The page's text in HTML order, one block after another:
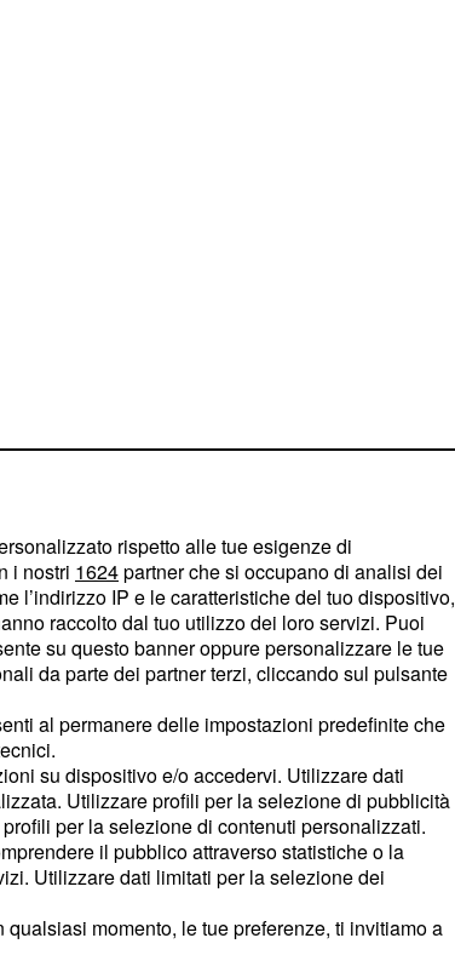
rispetto alle tue esigenze di
i nostri 1624partner che si occupano di analisi dei
l’indirizzo IP e le caratteristiche del tuo dispositivo,
raccolto dal tuo utilizzo dei loro servizi. Puoi
su questo banner oppure personalizzare le tue
da parte dei partner terzi, cliccando sul pulsante
al permanere delle impostazioni predefinite che
su dispositivo e/o accedervi. Utilizzare dati
Utilizzare profili per la selezione di pubblicità
per la selezione di contenuti personalizzati.
il pubblico attraverso statistiche o la
Utilizzare dati limitati per la selezione dei
momento, le tue preferenze, ti invitiamo a